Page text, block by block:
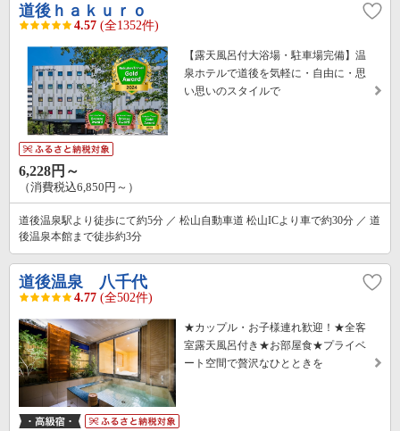
道後ｈａｋｕｒｏ
4.57 (全1352件)
【露天風呂付大浴場・駐車場完備】温
泉ホテルで道後を気軽に・自由に・思
い思いのスタイルで
6,228円～
（消費税込6,850円～）
道後温泉駅より徒歩にて約5分 ／ 松山自動車道 松山ICより車で約30分 ／ 道
後温泉本館まで徒歩約3分
道後温泉 八千代
4.77 (全502件)
★カップル・お子様連れ歓迎！★全客
室露天風呂付き★お部屋食★プライベ
ート空間で贅沢なひとときを